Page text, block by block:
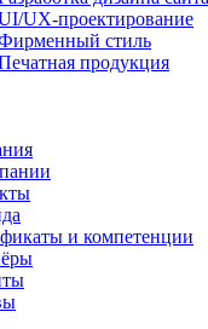
UX-проектирование
стиль
продукция
и компетенции